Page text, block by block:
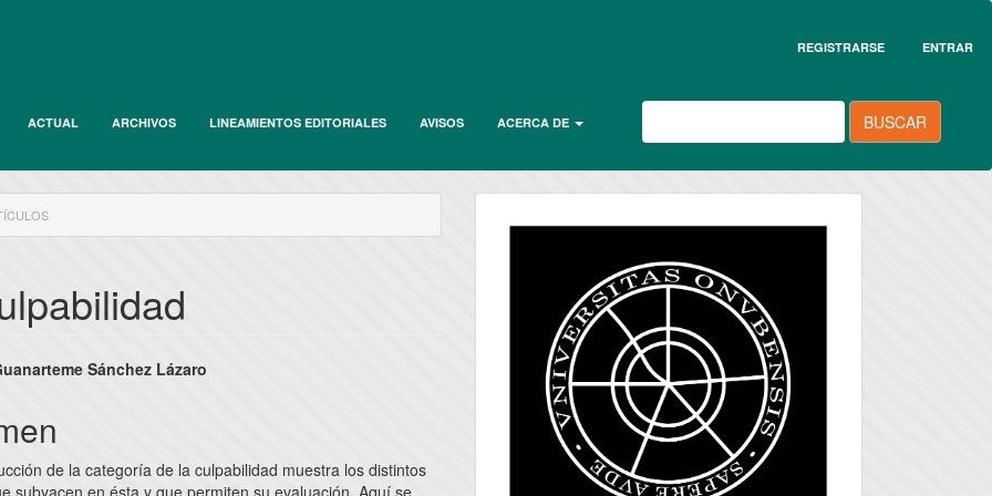
REGISTRARSE ENTRAR
ACTUAL ARCHIVOS LINEAMIENTOS EDITORIALES AVISOS ACERCA DE BUSCAR
Sánchez Lázaro
de la categoría de la culpabilidad muestra los distintos
universidad